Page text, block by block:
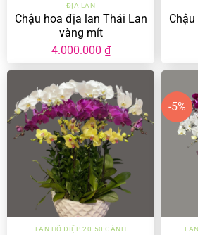
ĐỊA LAN
Chậu hoa địa lan Thái Lan
vàng mít
4.000.000 ₫
LAN HỒ ĐIỆP 20-50 CÀNH
-5%